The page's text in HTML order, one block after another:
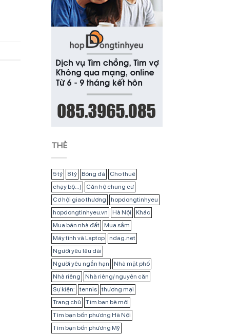
THẺ
5 tỷ 8 tỷ Bóng đá
Cho thuê
chạy bộ...)
Căn hộ chung cư
Cơ hội giao thương
hopdongtinhyeu
hopdongtinhyeu.vn
Hà Nội
Khác
Mua bán nhà đất
Mua sắm
Máy tính và Laptop
ndag.net
Người yêu lâu dài
Người yêu ngắn hạn
Nhà mặt phố
Nhà riêng
Nhà riêng/ nguyên căn
Sự kiện:
tennis
thương mại
Trang chủ
Tìm bạn bè mới
Tìm bạn bốn phương Hà Nội
Tìm bạn bốn phương Mỹ